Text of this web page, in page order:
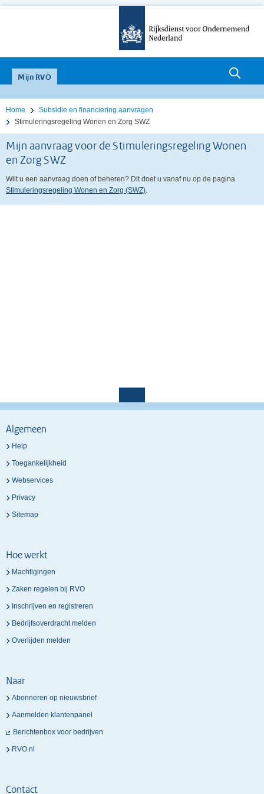
Mijn RVO
Home
Subsidie en financiering aanvragen
Stimuleringsregeling Wonen en Zorg SWZ
Mijn aanvraag voor de Stimuleringsregeling Wonen
en Zorg SWZ
Wilt u een aanvraag doen of beheren? Dit doet u vanaf nu op de pagina
Stimuleringsregeling Wonen en Zorg (SWZ)
Algemeen
Help
Toegankelijkheid
Webservices
Privacy
Sitemap
Hoe werkt
Machtigingen
Zaken regelen bij RVO
Inschrijven en registreren
Bedrijfsoverdracht melden
Overlijden melden
Naar
Abonneren op nieuwsbrief
Aanmelden klantenpanel
Berichtenbox voor bedrijven
RVO.nl
Contact